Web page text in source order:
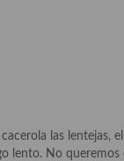
las lentejas,
lento. No